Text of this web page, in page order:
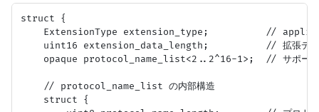
struct {
ExtensionType extension_type;          //
uint16 extension_data_length;          // 拡張デー
opaque protocol_name_list<2..2^16-1>;  // サポート
    // protocol_name_list の内部構造
    struct {